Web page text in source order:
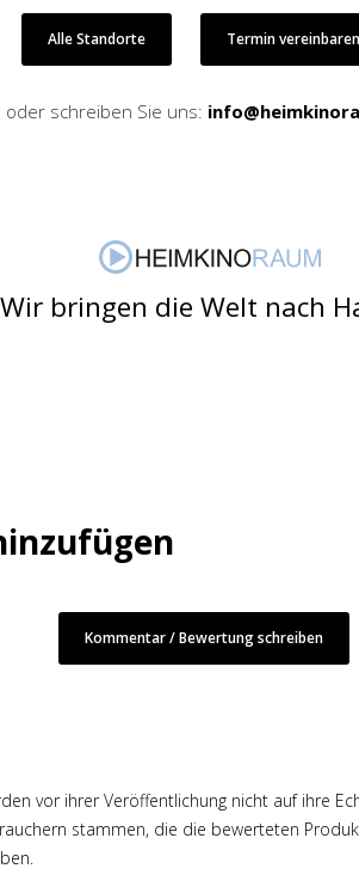
Alle Standorte Termin vereinbaren
oder schreiben Sie uns:
Wir bringen die Welt nach
Kommentar / Bewertung schreiben
vor ihrer Veröffentlichung nicht auf ihre
stammen, die die bewerteten